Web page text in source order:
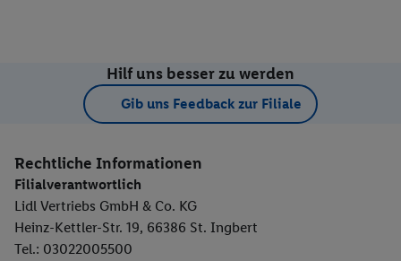
Hilf uns besser zu werden
Gib uns Feedback zur Filiale
Rechtliche Informationen
Filialverantwortlich
Lidl Vertriebs GmbH & Co. KG
Heinz-Kettler-Str. 19, 66386 St. Ingbert
Tel.: 03022005500